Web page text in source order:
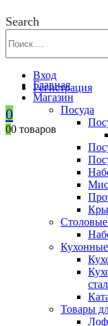
Search
Вход
Регистрация
0
00 товаров
Главная
Магазин
Посуда
Товары